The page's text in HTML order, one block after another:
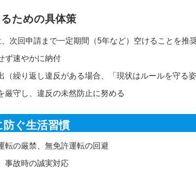
ための具体策
次回申請まで一定期間（5年など）空けることを推
ず速やかに納付
（繰り返し違反がある場合、「現状はルールを守る
厳守し、違反の未然防止に努める
ぐ生活習慣
転の厳禁、無免許運転の回避
事故時の誠実対応